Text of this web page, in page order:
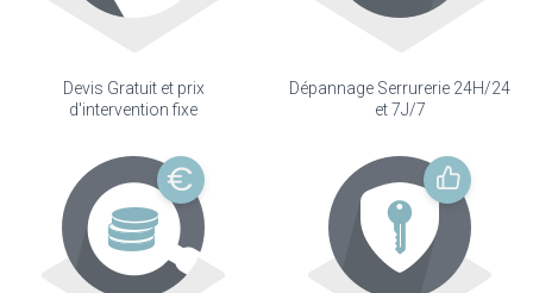
Devis Gratuit et prix
d'intervention fixe
Dépannage Serrurerie 24H/24
et 7J/7